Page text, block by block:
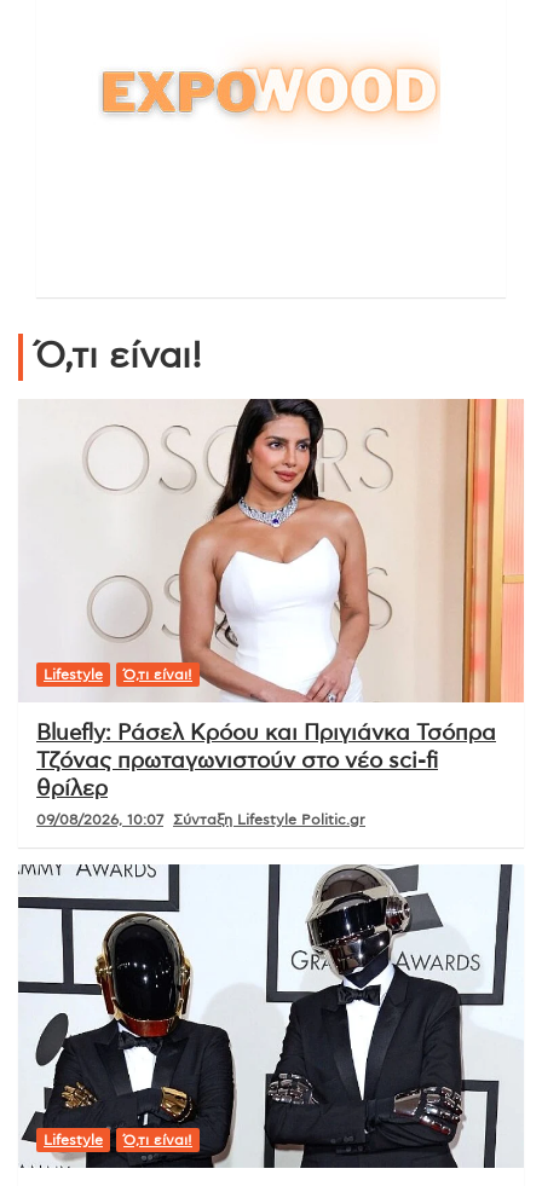
Ό,τι είναι!
Lifestyle Ό,τι είναι!
Bluefly: Ράσελ Κρόου και Πριγιάνκα Τσόπρα
Τζόνας πρωταγωνιστούν στο νέο sci-fi
θρίλερ
09/08/2026, 10:07 Σύνταξη Lifestyle Politic.gr
Lifestyle Ό,τι είναι!